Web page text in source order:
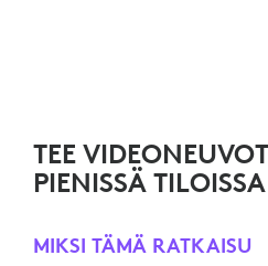
TEE
PIENISSÄ
MIKSI TÄMÄ RATKAISU